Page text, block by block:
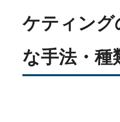
ケティング
な手法・種